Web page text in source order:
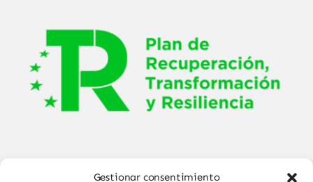
Gestionar consentimiento